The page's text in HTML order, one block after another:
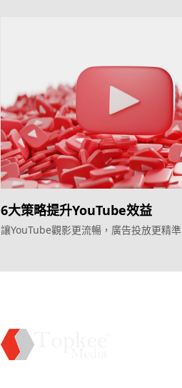
6大策略提升YouTube效益
讓YouTube觀影更流暢，廣告投放更精準